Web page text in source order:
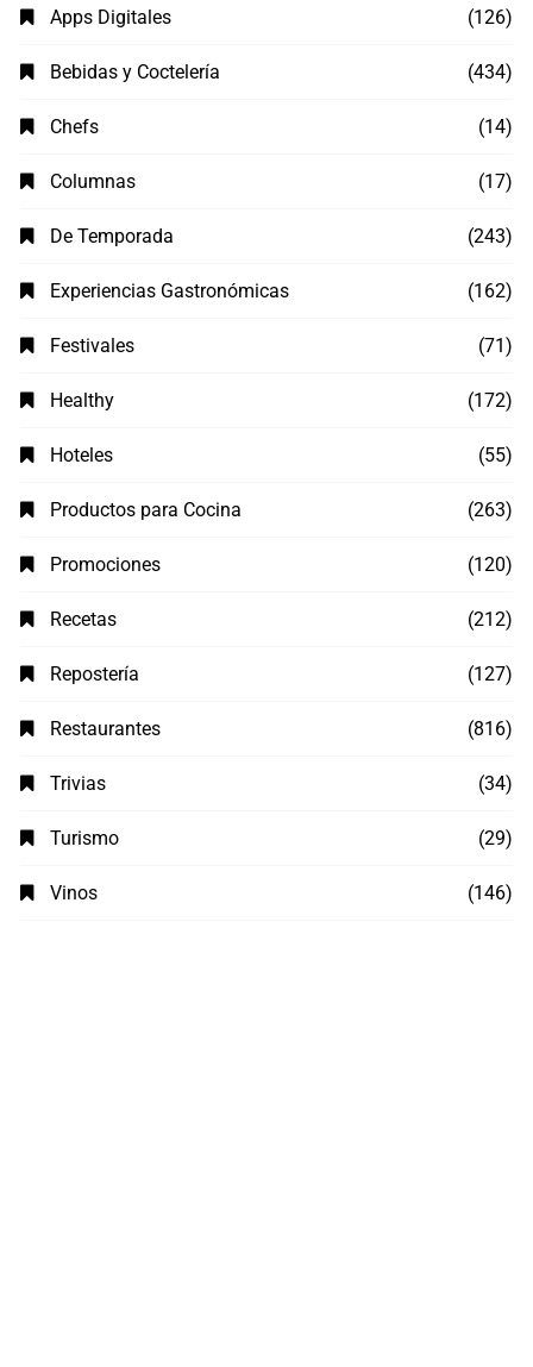
Apps Digitales (126)
Bebidas y Coctelería (434)
Chefs (14)
Columnas (17)
De Temporada (243)
Experiencias Gastronómicas (162)
Festivales (71)
Healthy (172)
Hoteles (55)
Productos para Cocina (263)
Promociones (120)
Recetas (212)
Repostería (127)
Restaurantes (816)
Trivias (34)
Turismo (29)
Vinos (146)